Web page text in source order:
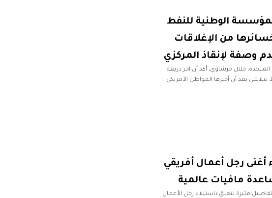
الوطنية للنفط
من الإغلاقات
وصفة لإنقاذ المركزي
جلال حرشاوي، أكد أن آخر ذريعة
بعد أن أجبرها المواطن الأمريكي
أغنى رجل أعمال أفريقي
مافيات عالمية
مثيرة تتعلق باستيلاء رجل الأعمال